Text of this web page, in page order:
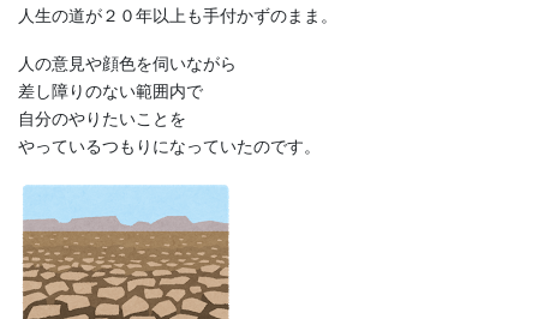
人生の道が２０年以上も手付かずのまま。
人の意見や顔色を伺いながら
差し障りのない範囲内で
自分のやりたいことを
やっているつもりになっていたのです。